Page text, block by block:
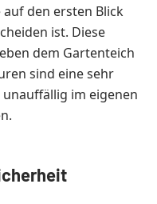
den ersten Blick
ist. Diese
dem Gartenteich
sind eine sehr
im eigenen